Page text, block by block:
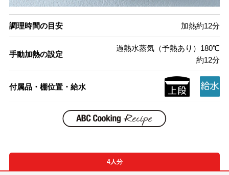
調理時間の目安 加熱約12分
手動加熱の設定
過熱水蒸気（予熱あり）180℃
約12分
付属品・棚位置・給水
4人分